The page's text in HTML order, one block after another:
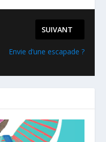
SUIVANT
Envie d’une escapade ?